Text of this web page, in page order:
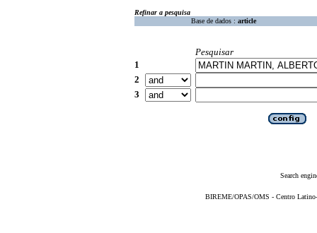
Refinar a pesquisa
Base de dados : article
Pesquisar
1
2
3
Search
BIREME/OPAS/OMS - Centro Latino-